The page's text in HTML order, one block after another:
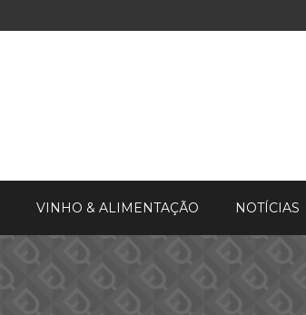
VINHO & ALIMENTAÇÃO NOTÍCIAS